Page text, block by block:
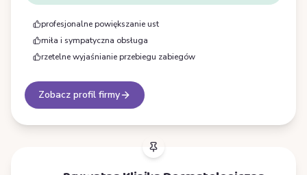
profesjonalne powiększanie ust
miła i sympatyczna obsługa
rzetelne wyjaśnianie przebiegu zabiegów
Zobacz profil firmy